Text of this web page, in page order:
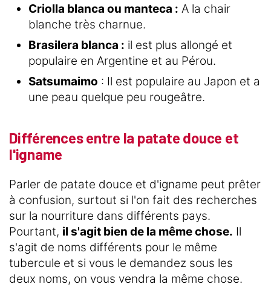
Criolla blanca ou manteca : A la chair
blanche très charnue.
Brasilera blanca : il est plus allongé et
populaire en Argentine et au Pérou.
Satsumaimo : Il est populaire au Japon et a
une peau quelque peu rougeâtre.
Différences entre la patate douce et
l'igname
Parler de patate douce et d'igname peut prêter
à confusion, surtout si l'on fait des recherches
sur la nourriture dans différents pays.
Pourtant, il s'agit bien de la même chose. Il
s'agit de noms différents pour le même
tubercule et si vous le demandez sous les
deux noms, on vous vendra la même chose.